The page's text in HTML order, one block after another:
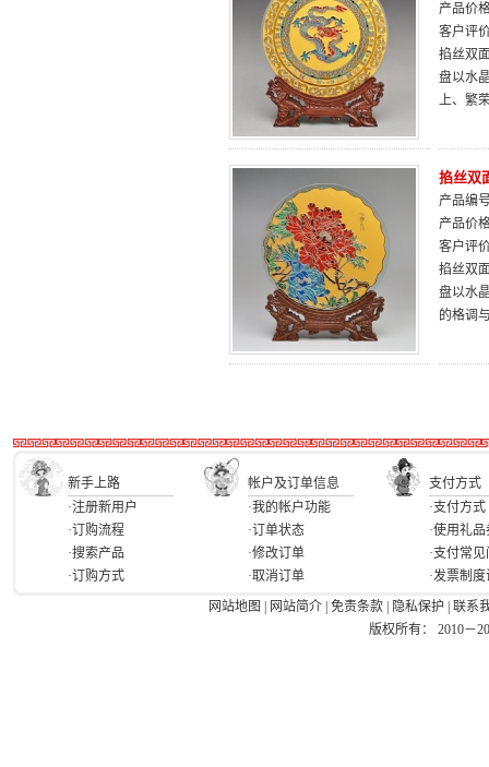
产品价
客户评
掐丝双
盘以水
上、繁
掐丝双
产品编
产品价
客户评
掐丝双
盘以水
的格调
新手上路 帐户及订单信息
支付方式
·注册新用户
·订购流程
·搜索产品
·订购方式
·我的帐户功能
·订单状态
·修改订单
·取消订单
·支付方式
·使用礼品
·支付常
·发票制
网站地图
网站简介 免责条款 隐私保护
联系
版权所有： 2010－